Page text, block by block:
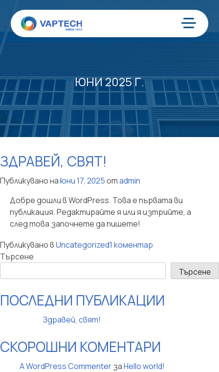
към
съдържанието
Меню
ЮНИ 2025 Г.
ЗДРАВЕЙ, СВЯТ!
Публикувано наюни 17, 2025отadmin
Добре дошли в WordPress. Това е първата ви
публикация. Редактирайте я или я изтрийте, а
след това започнете да пишете!
Публикувано вUncategorized1 коментар
Търсене
Търсене
ПОСЛЕДНИ ПУБЛИКАЦИИ
Здравей, свят!
СКОРОШНИ КОМЕНТАРИ
A WordPress Commenter заHello world!